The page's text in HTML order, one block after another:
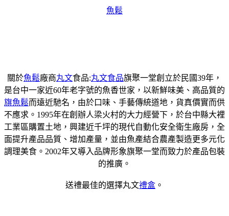
魚鬆
關於魚鬆廠商丸文食品:丸文食品旗聚一堂創立於民國39年，
是台中一家近60年老字號的魚香世家，以新鮮味美、高品質的
旗魚鬆而遠近馳名，由於口味、手藝傳統道地，貨真價實而供
不應求。1995年在創辦人梁火村的大力經營下，於台中縣大裡
工業區購置土地，興建近千坪的現代自動化安全衛生廠房，全
面提升產品品質、增加產量，並由魚產結合農產製造更多元化
調理美食。2002年又導入品牌形象旗聚一堂而致力於產品包裝
的推廣。
送禮最佳的選擇丸文禮盒 。